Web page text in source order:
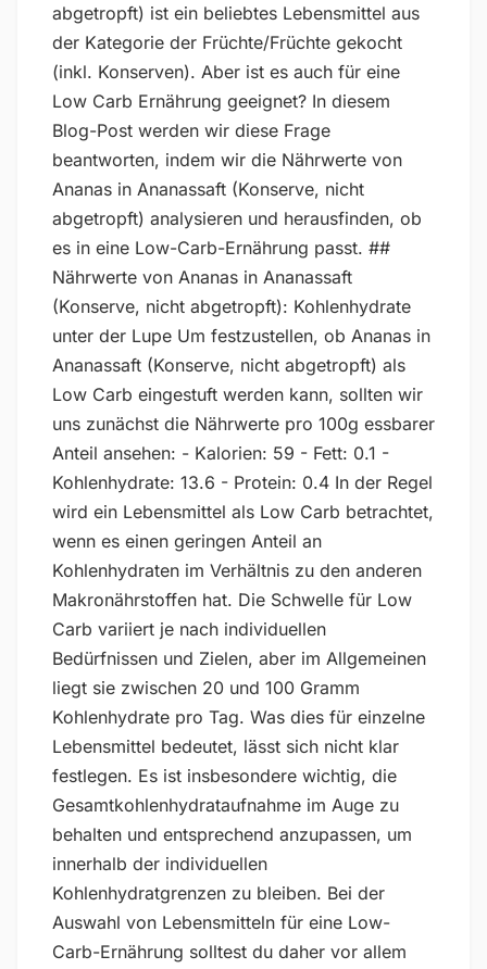
abgetropft) ist ein beliebtes Lebensmittel aus
der Kategorie der Früchte/Früchte gekocht
(inkl. Konserven). Aber ist es auch für eine
Low Carb Ernährung geeignet? In diesem
Blog-Post werden wir diese Frage
beantworten, indem wir die Nährwerte von
Ananas in Ananassaft (Konserve, nicht
abgetropft) analysieren und herausfinden, ob
es in eine Low-Carb-Ernährung passt. ##
Nährwerte von Ananas in Ananassaft
(Konserve, nicht abgetropft): Kohlenhydrate
unter der Lupe Um festzustellen, ob Ananas in
Ananassaft (Konserve, nicht abgetropft) als
Low Carb eingestuft werden kann, sollten wir
uns zunächst die Nährwerte pro 100g essbarer
Anteil ansehen: - Kalorien: 59 - Fett: 0.1 -
Kohlenhydrate: 13.6 - Protein: 0.4 In der Regel
wird ein Lebensmittel als Low Carb betrachtet,
wenn es einen geringen Anteil an
Kohlenhydraten im Verhältnis zu den anderen
Makronährstoffen hat. Die Schwelle für Low
Carb variiert je nach individuellen
Bedürfnissen und Zielen, aber im Allgemeinen
liegt sie zwischen 20 und 100 Gramm
Kohlenhydrate pro Tag. Was dies für einzelne
Lebensmittel bedeutet, lässt sich nicht klar
festlegen. Es ist insbesondere wichtig, die
Gesamtkohlenhydrataufnahme im Auge zu
behalten und entsprechend anzupassen, um
innerhalb der individuellen
Kohlenhydratgrenzen zu bleiben. Bei der
Auswahl von Lebensmitteln für eine Low-
Carb-Ernährung solltest du daher vor allem